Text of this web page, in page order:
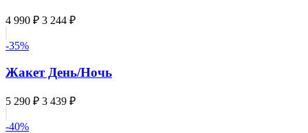
4 990 ₽ 3 244 ₽
-35%
Жакет День/Ночь
5 290 ₽ 3 439 ₽
-40%